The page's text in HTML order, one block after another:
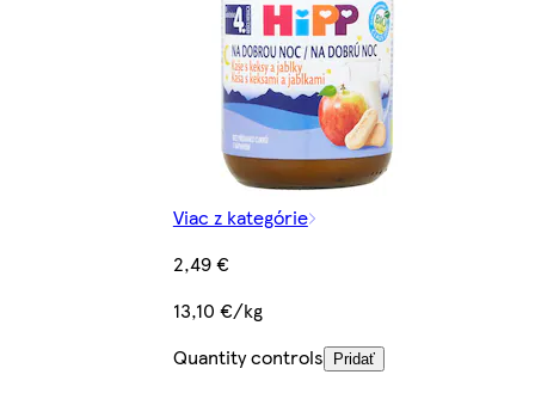
Viac z kategórie
2,49 €
13,10 €/kg
Quantity controls
Pridať